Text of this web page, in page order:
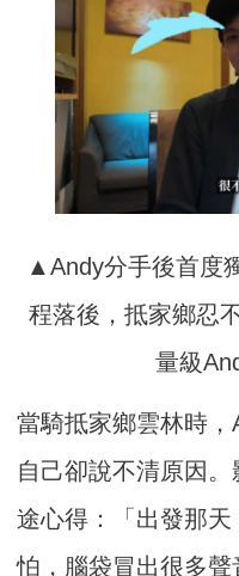
▲Andy分手後首度
程落後，抵家鄉忍
量級
當騎抵家鄉雲林時，
自己卻說不清原因
途心得：「出發那
怕，腦袋冒出很多